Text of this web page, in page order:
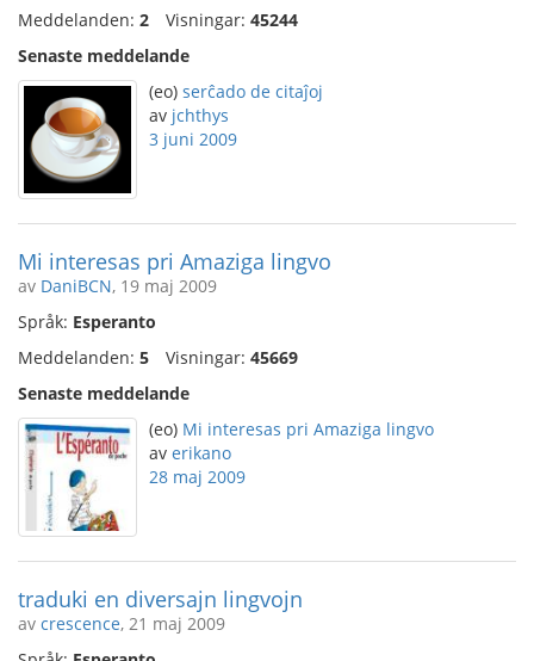
Meddelanden: 2 Visningar: 45244
Senaste meddelande
(eo) serĉado de citaĵoj
av jchthys
3 juni 2009
Mi interesas pri Amaziga lingvo
av DaniBCN, 19 maj 2009
Språk: Esperanto
Meddelanden: 5 Visningar: 45669
Senaste meddelande
(eo) Mi interesas pri Amaziga lingvo
av erikano
28 maj 2009
traduki en diversajn lingvojn
av crescence, 21 maj 2009